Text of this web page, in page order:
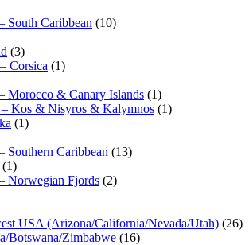
South Caribbean (10)
(3)
Corsica (1)
Morocco & Canary Islands (1)
– Kos & Nisyros & Kalymnos (1)
(1)
Southern Caribbean (13)
(1)
Norwegian Fjords (2)
USA (Arizona/California/Nevada/Utah) (26)
Botswana/Zimbabwe (16)